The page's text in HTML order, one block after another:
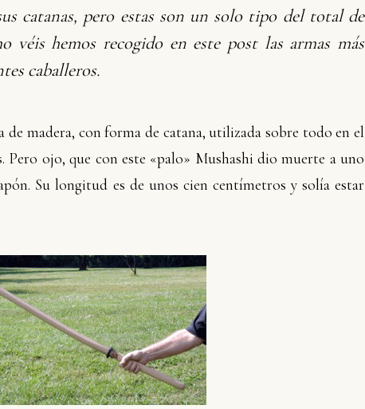
catanas, pero estas son un solo tipo del total de
véis hemos recogido en este post las armas más
caballeros.
de madera, con forma de catana, utilizada sobre todo en el
Pero ojo, que con este «palo» Mushashi dio muerte a uno
Su longitud es de unos cien centímetros y solía estar